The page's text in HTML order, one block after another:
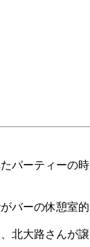
パーティー
ーの休憩室
北大路さんが譲